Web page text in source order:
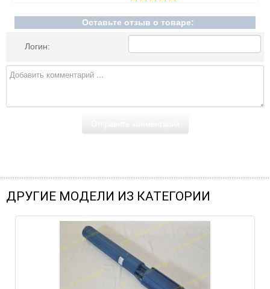
Оставьте отзыв о товаре:
Логин:
ДРУГИЕ МОДЕЛИ ИЗ КАТЕГОРИИ